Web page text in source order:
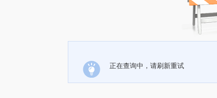
正在查询中，请刷新重试